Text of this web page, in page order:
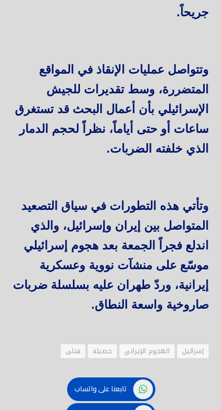
جريحاً.
وتتواصل عمليات الإنقاذ في المواقع
المتضررة، وسط تقديرات للجيش
الإسرائيلي بأن أعمال البحث قد تستغرق
ساعات أو حتى أياماً، نظراً لحجم الدمار
الذي خلفته الضربات.
وتأتي هذه التطورات في سياق التصعيد
المتواصل بين إيران وإسرائيل، والذي
اندلع فجراً الجمعة بعد هجوم إسرائيلي
موسّع على منشآت نووية وعسكرية
إيرانية، وردّ طهران عليه بسلسلة ضربات
صاروخية واسعة النطاق.
إسرائيل الهجوم الإيراني حصيلة قتلى
تابعنا على واتساب